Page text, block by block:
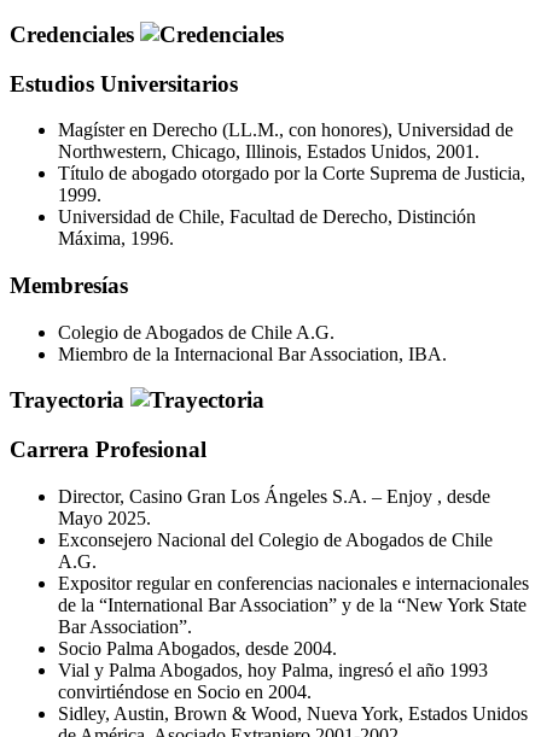
Credenciales
Estudios Universitarios
Magíster en Derecho (LL.M., con honores), Universidad de
Northwestern, Chicago, Illinois, Estados Unidos, 2001.
Título de abogado otorgado por la Corte Suprema de Justicia,
1999.
Universidad de Chile, Facultad de Derecho, Distinción
Máxima, 1996.
Membresías
Colegio de Abogados de Chile A.G.
Miembro de la Internacional Bar Association, IBA.
Trayectoria
Carrera Profesional
Director, Casino Gran Los Ángeles S.A. – Enjoy , desde
Mayo 2025.
Exconsejero Nacional del Colegio de Abogados de Chile
A.G.
Expositor regular en conferencias nacionales e internacionales
de la “International Bar Association” y de la “New York State
Bar Association”.
Socio Palma Abogados, desde 2004.
Vial y Palma Abogados, hoy Palma, ingresó el año 1993
convirtiéndose en Socio en 2004.
Sidley, Austin, Brown & Wood, Nueva York, Estados Unidos